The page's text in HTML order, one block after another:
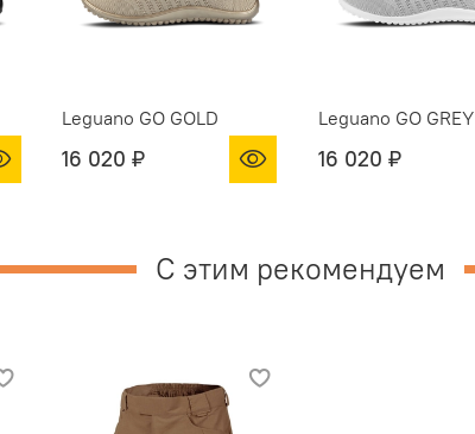
Leguano GO GOLD
16 020 ₽
Leguano GO GREY
16 020 ₽
С этим рекомендуем